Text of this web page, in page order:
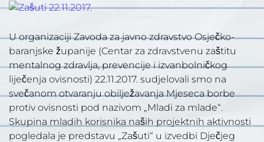
U organizaciji Zavoda za javno zdravstvo Osječko-
baranjske županije (Centar za zdravstvenu zaštitu
mentalnog zdravlja, prevencije i izvanbolničkog
liječenja ovisnosti) 22.11.2017. sudjelovali smo na
svečanom otvaranju obilježavanja Mjeseca borbe
protiv ovisnosti pod nazivom „Mladi za mlade“.
Skupina mladih korisnika naših projektnih aktivnosti
pogledala je predstavu „Zašuti“ u izvedbi Dječjeg